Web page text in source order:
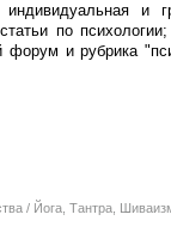
и
по
форум и рубрика
/ Йога, Тантра,